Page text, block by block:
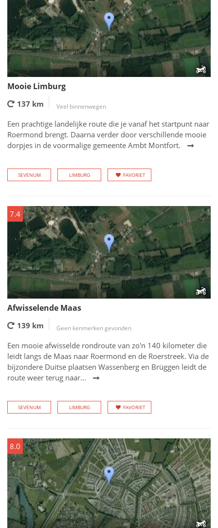
Mooie Limburg
137 km Veel binnenwegen
Een prachtige landelijke route die je vanaf het startpunt naar
Roermond brengt. Daarna verder door verschillende mooie
dorpjes in de voormalige gemeente Ambt Montfort.
SEVENUM LIMBURG FAVORIET
7.4
Afwisselende Maas
139 km Geen kenmerken gevonden
Een mooie afwisselde rondroute van zo'n 140 kilometer die
leidt langs de Maas naar Roermond en de Roerstreek. Via de
bijzondere Duitse plaatsen Wassenberg en Brüggen leidt de
route weer terug naar...
SEVENUM LIMBURG FAVORIET
8.0